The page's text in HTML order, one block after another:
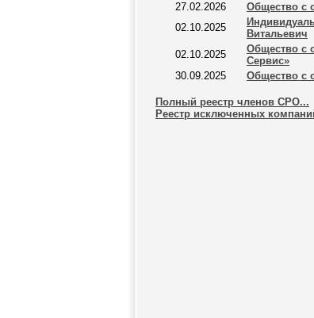
27.02.2026
Общество с
02.10.2025
Витальевич
02.10.2025
Общество с
Сервис»
30.09.2025
Общество с
Полный реестр членов СРО...
Реестр исключенных